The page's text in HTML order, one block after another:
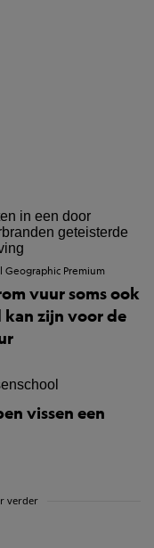
Geographic Premium
vuur soms ook
kan zijn voor de
vissen een
verder